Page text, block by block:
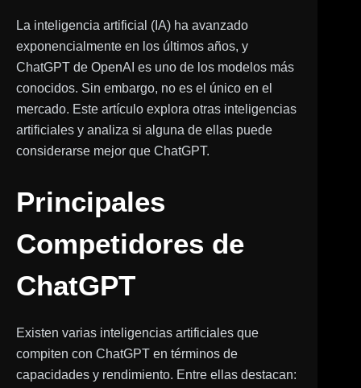
La inteligencia artificial (IA) ha avanzado
exponencialmente en los últimos años, y
ChatGPT de OpenAI es uno de los modelos más
conocidos. Sin embargo, no es el único en el
mercado. Este artículo explora otras inteligencias
artificiales y analiza si alguna de ellas puede
considerarse mejor que ChatGPT.
Principales
Competidores de
ChatGPT
Existen varias inteligencias artificiales que
compiten con ChatGPT en términos de
capacidades y rendimiento. Entre ellas destacan: